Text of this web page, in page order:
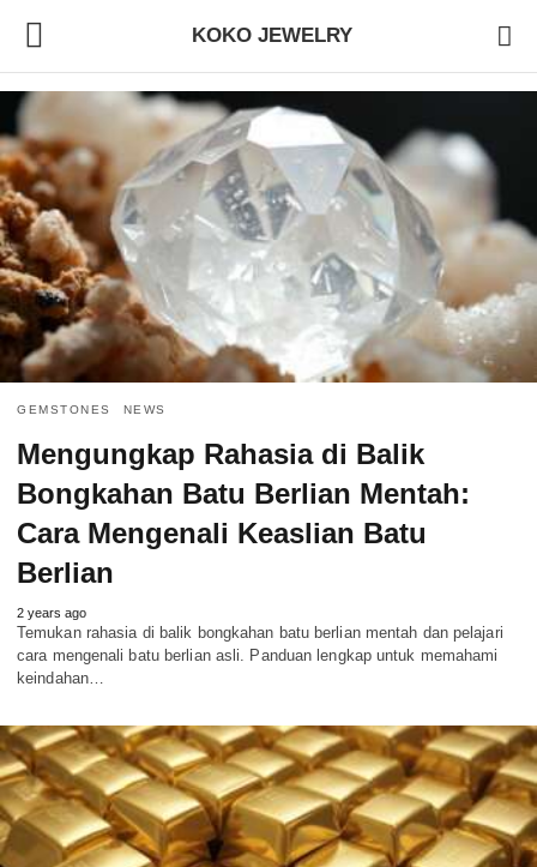
KOKO JEWELRY
GEMSTONES NEWS
Mengungkap Rahasia di Balik
Bongkahan Batu Berlian Mentah:
Cara Mengenali Keaslian Batu
Berlian
2 years ago
Temukan rahasia di balik bongkahan batu berlian mentah dan pelajari
cara mengenali batu berlian asli. Panduan lengkap untuk memahami
keindahan…